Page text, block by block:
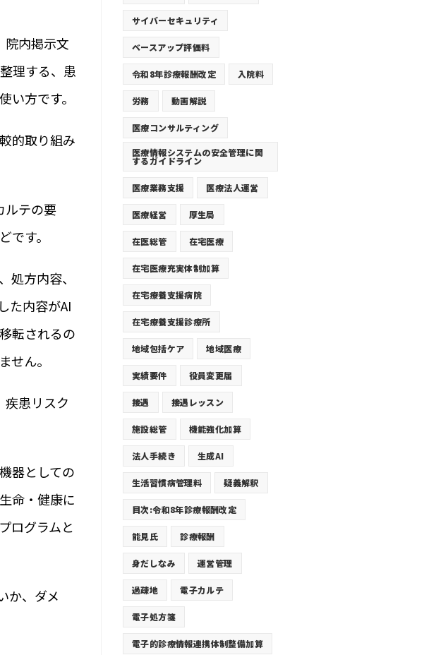
院内掲示文
理する、患
方です。
的取り組み
ルテの要
す。
方内容、
た内容がAI
転されるの
せん。
疾患リスク
器としての
命・健康に
ログラムと
か、ダメ
サイバーセキュリティ
ベースアップ評価料
令和8年診療報酬改定 入院料
労務 動画解説
医療コンサルティング
医療情報システムの安全管理に関
するガイドライン
医療業務支援 医療法人運営
医療経営 厚生局
在医総管 在宅医療
在宅医療充実体制加算
在宅療養支援病院
在宅療養支援診療所
地域包括ケア 地域医療
実績要件 役員変更届
接遇 接遇レッスン
施設総管 機能強化加算
法人手続き 生成AI
生活習慣病管理料 疑義解釈
目次:令和8年診療報酬改定
能見氏 診療報酬
身だしなみ 運営管理
過疎地 電子カルテ
電子処方箋
電子的診療情報連携体制整備加算